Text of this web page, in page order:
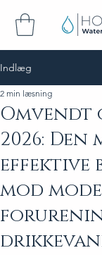
Indlæg
Omvendt
2026: Den
effektive
mod
2 min læsning